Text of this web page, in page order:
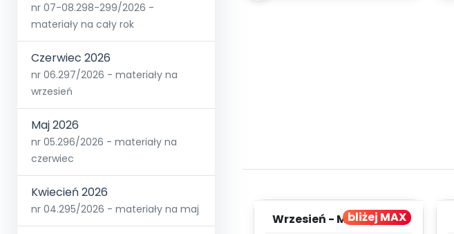
nr 07-08.298-299/2026 -
materiały na cały rok
Czerwiec 2026
nr 06.297/2026 - materiały na
wrzesień
Maj 2026
nr 05.296/2026 - materiały na
czerwiec
Kwiecień 2026
nr 04.295/2026 - materiały na maj bliżej MAX
Wrzesień - MIESIĘCZNY